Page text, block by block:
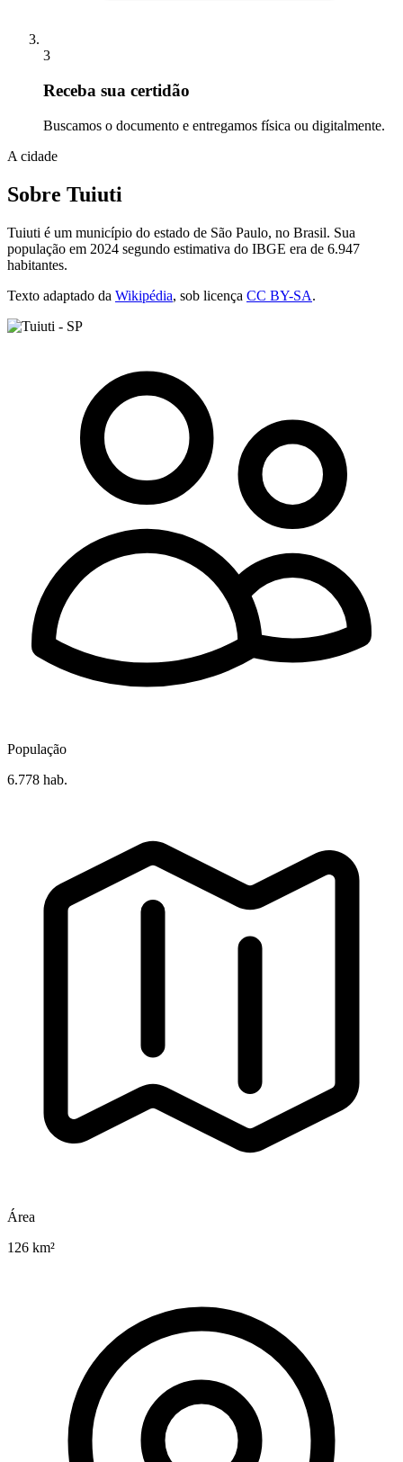
3
Receba sua certidão
Buscamos o documento e entregamos física ou digitalmente.
A cidade
Sobre Tuiuti
Tuiuti é um município do estado de São Paulo, no Brasil. Sua
população em 2024 segundo estimativa do IBGE era de 6.947
habitantes.
Texto adaptado da Wikipédia, sob licença CC BY-SA.
População
6.778 hab.
Área
126 km²